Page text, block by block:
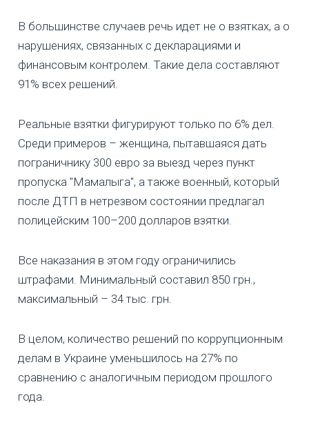
В большинстве случаев речь идет не о взятках, а о
нарушениях, связанных с декларациями и
финансовым контролем. Такие дела составляют
91% всех решений.
Реальные взятки фигурируют только по 6% дел.
Среди примеров – женщина, пытавшаяся дать
пограничнику 300 евро за выезд через пункт
пропуска "Мамалыга", а также военный, который
после ДТП в нетрезвом состоянии предлагал
полицейским 100–200 долларов взятки.
Все наказания в этом году ограничились
штрафами. Минимальный составил 850 грн.,
максимальный – 34 тыс. грн.
В целом, количество решений по коррупционным
делам в Украине уменьшилось на 27% по
сравнению с аналогичным периодом прошлого
года.